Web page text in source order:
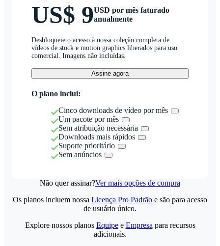
US$ 9USD por mês faturado
anualmente
Desbloqueie o acesso à nossa coleção completa de
vídeos de stock e motion graphics liberados para uso
comercial. Imagens não incluídas.
Assine agora
O plano inclui:
Cinco downloads de vídeo por mês
Um pacote por mês
Sem atribuição necessária
Downloads mais rápidos
Suporte prioritário
Sem anúncios
Não quer assinar?Ver mais opções de compra
Os planos incluem nossa Licença Pro Padrão e são para acesso
de usuário único.
Explore nossos planos Equipee Empresa para recursos
adicionais.